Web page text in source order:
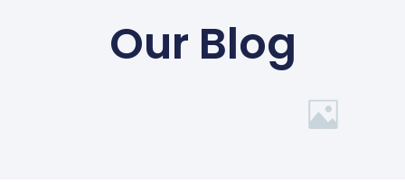
Our Blog